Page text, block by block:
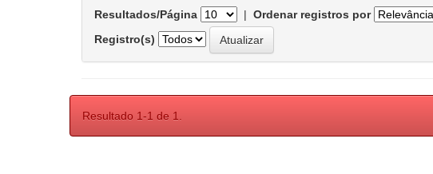
Resultados/Página | Ordenar registros por
Registro(s)
Resultado 1-1 de 1.